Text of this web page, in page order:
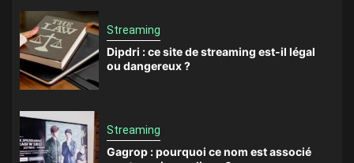
Streaming
Dipdri : ce site de streaming est-il légal
ou dangereux ?
Streaming
Gagrop : pourquoi ce nom est associé